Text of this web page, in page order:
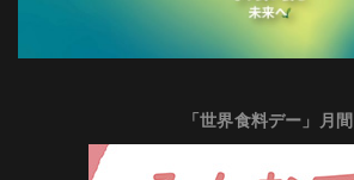
「世界食料デー」月間